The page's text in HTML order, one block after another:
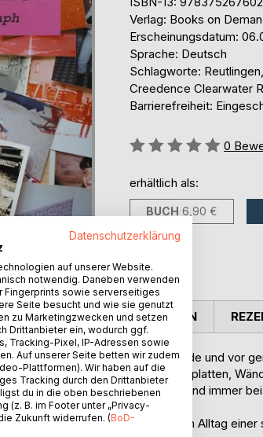
Verlag: Books on
Erscheinungsdatum:
Sprache: Deutsch
Schlagworte:
Creedence Clearwater
Barrierefreiheit:
Bewertung::
0
erhältlich als:
BUCH 6,90 €
zu sagen, die 33 Jahre alt wurde und vor
und 70er Jahren, zwischen Schallplatten,
Immer auf der Suche nach Liebe, und immer
humorvolle) Erinnerungen an den Alltag
AUTOR/IN PRESSESTIMMEN
Datenschutzerklärung
auf unserer Website.
notwendig. Daneben verwenden
Fingerprints sowie serverseitiges
Seite besucht und wie sie genutzt
zu Marketingzwecken und setzen
Drittanbieter ein, wodurch ggf.
Tracking-Pixel, IP-Adressen sowie
Auf unserer Seite betten wir zudem
Plattformen). Wir haben auf die
Tracking durch den Drittanbieter
du in die oben beschriebenen
(z. B. im Footer unter „Privacy-
Zukunft widerrufen. (BoD-